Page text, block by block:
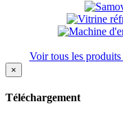
Voir tous les
×
Téléchargement